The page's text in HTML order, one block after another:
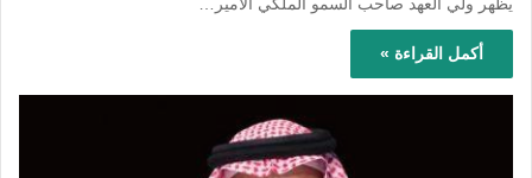
أكمل القراءة »